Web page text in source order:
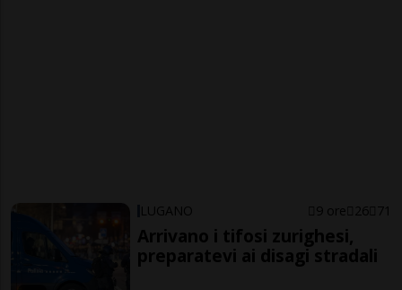
LUGANO 9 ore 26 71
Arrivano i tifosi zurighesi,
preparatevi ai disagi stradali